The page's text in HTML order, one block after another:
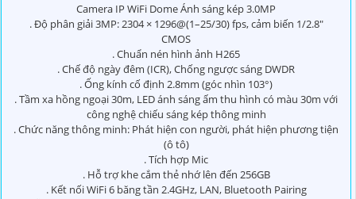
Camera IP WiFi Dome Ánh sáng kép 3.0MP
. Độ phân giải 3MP: 2304 × 1296@(1–25/30) fps, cảm biến 1/2.8″
CMOS
. Chuẩn nén hình ảnh H265
. Chế độ ngày đêm (ICR), Chống ngược sáng DWDR
. Ống kính cố định 2.8mm (góc nhìn 103°)
. Tầm xa hồng ngoại 30m, LED ánh sáng ấm thu hình có màu 30m với
công nghệ chiếu sáng kép thông minh
. Chức năng thông minh: Phát hiện con người, phát hiện phương tiện
(ô tô)
. Tích hợp Mic
. Hỗ trợ khe cắm thẻ nhớ lên đến 256GB
. Kết nối WiFi 6 băng tần 2.4GHz, LAN, Bluetooth Pairing